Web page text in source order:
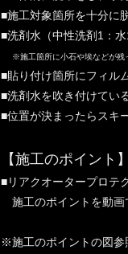
■施工対象箇所を十分に
■洗剤水（中性洗剤1：
※施工箇所に小石や埃などが残
■貼り付け箇所にフィル
■洗剤水を吹き付けてい
■位置が決まったらスキ
【施工のポイント】
■リアクオータープロテ
施工のポイントを動画
※施工のポイントの図参